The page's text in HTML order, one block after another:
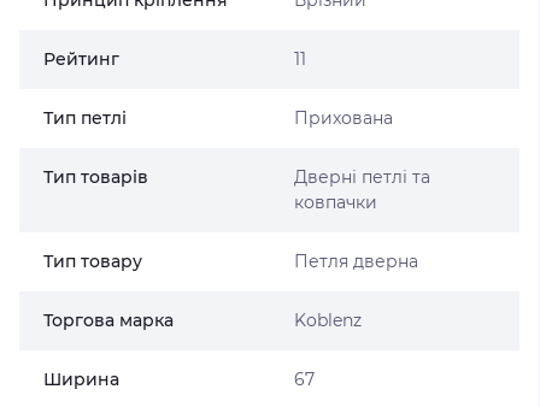
Рейтинг 11
Тип петлі Прихована
Тип товарів
Дверні петлі та
ковпачки
Тип товару Петля дверна
Торгова марка Koblenz
Ширина 67